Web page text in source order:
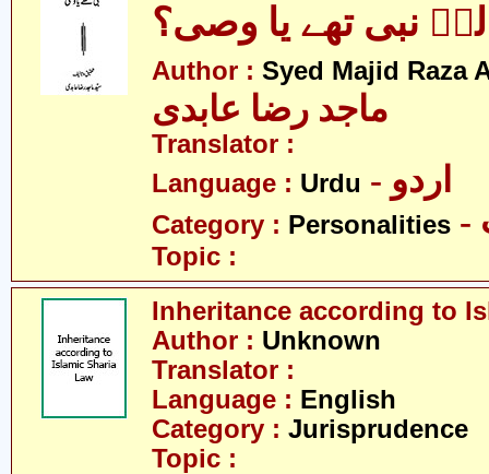
نبی تھے یا وصی؟
Author : Syed Majid Raza
ماجد رضا عابدی
Translator :
Language : Urdu - اردو
Category : Personalities
Topic :
Inheritance according to
Author : Unknown
Translator :
Language : English
Category : Jurisprudence
Topic :